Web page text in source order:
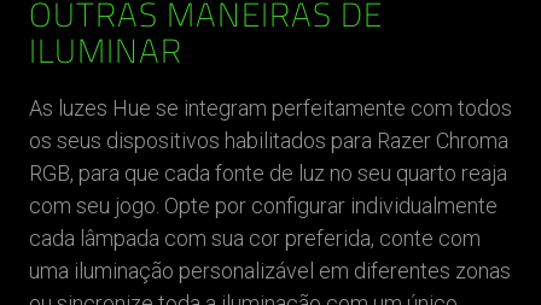
OUTRAS MANEIRAS DE
ILUMINAR
As luzes Hue se integram perfeitamente com todos
os seus dispositivos habilitados para Razer Chroma
RGB, para que cada fonte de luz no seu quarto reaja
com seu jogo. Opte por configurar individualmente
cada lâmpada com sua cor preferida, conte com
uma iluminação personalizável em diferentes zonas